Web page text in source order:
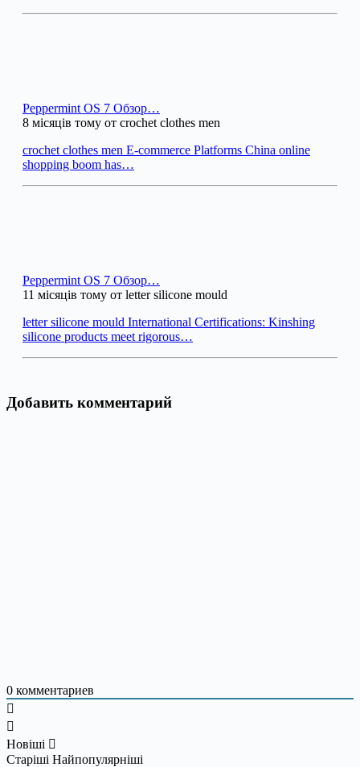
Peppermint OS 7 Обзор…
8 місяців тому от crochet clothes men
crochet clothes men E-commerce Platforms China online
shopping boom has…
Peppermint OS 7 Обзор…
11 місяців тому от letter silicone mould
letter silicone mould International Certifications: Kinshing
silicone products meet rigorous…
Добавить комментарий
0 комментариев
Новіші
Старіші Найпопулярніші